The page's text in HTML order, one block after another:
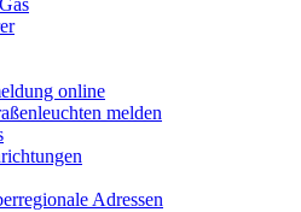
online
melden
Adressen